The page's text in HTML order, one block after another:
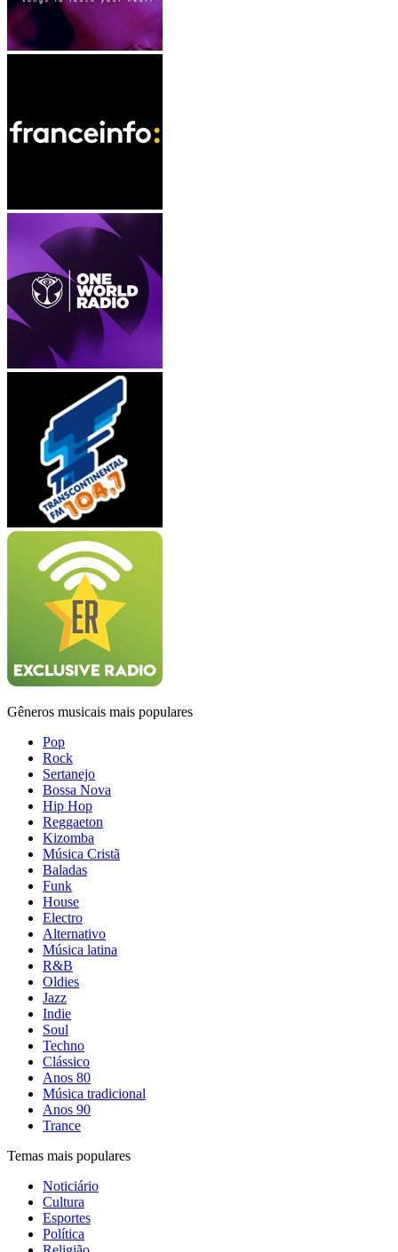
Gêneros musicais mais populares
Pop
Rock
Sertanejo
Bossa Nova
Hip Hop
Reggaeton
Kizomba
Música Cristã
Baladas
Funk
House
Electro
Alternativo
Música latina
R&B
Oldies
Jazz
Indie
Soul
Techno
Clássico
Anos 80
Música tradicional
Anos 90
Trance
Temas mais populares
Noticiário
Cultura
Esportes
Política